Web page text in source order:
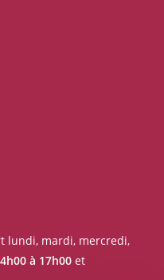
lundi, mardi, mercredi,
à 17h00 et